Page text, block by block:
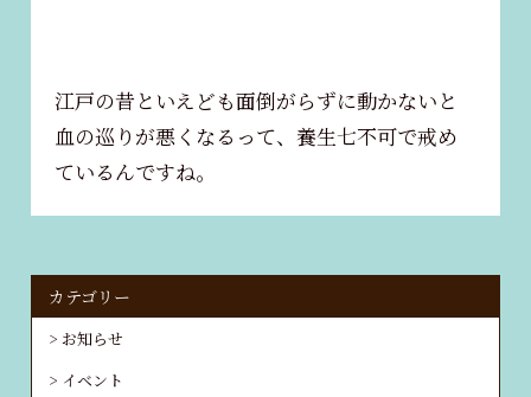
江戸の昔といえども面倒がらずに動かないと
血の巡りが悪くなるって、養生七不可で戒め
ているんですね。
カテゴリー
お知らせ
イベント